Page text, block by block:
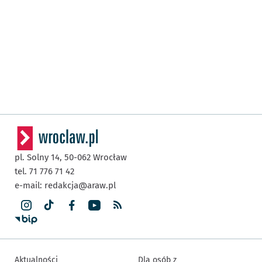
pl. Solny 14, 50-062 Wrocław
tel. 71 776 71 42
e-mail: redakcja@araw.pl